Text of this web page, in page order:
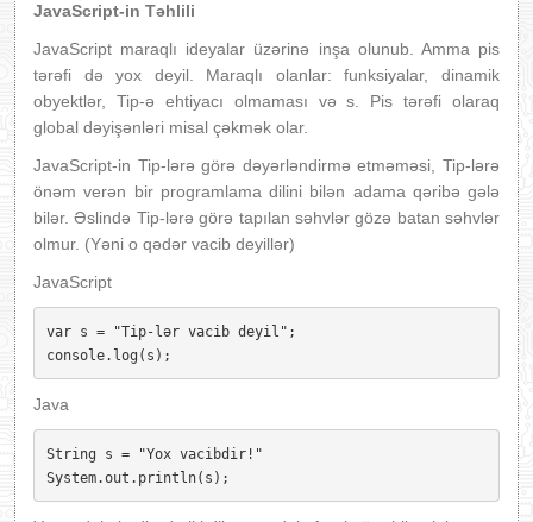
JavaScript-in Təhlili
JavaScript maraqlı ideyalar üzərinə inşa olunub. Amma pis
tərəfi də yox deyil. Maraqlı olanlar: funksiyalar, dinamik
obyektlər, Tip-ə ehtiyacı olmaması və s. Pis tərəfi olaraq
global dəyişənləri misal çəkmək olar.
JavaScript-in Tip-lərə görə dəyərləndirmə etməməsi, Tip-lərə
önəm verən bir programlama dilini bilən adama qəribə gələ
bilər. Əslində Tip-lərə görə tapılan səhvlər gözə batan səhvlər
olmur. (Yəni o qədər vacib deyillər)
JavaScript
var s = "Tip-lər vacib deyil";
Java
String s = "Yox vacibdir!"